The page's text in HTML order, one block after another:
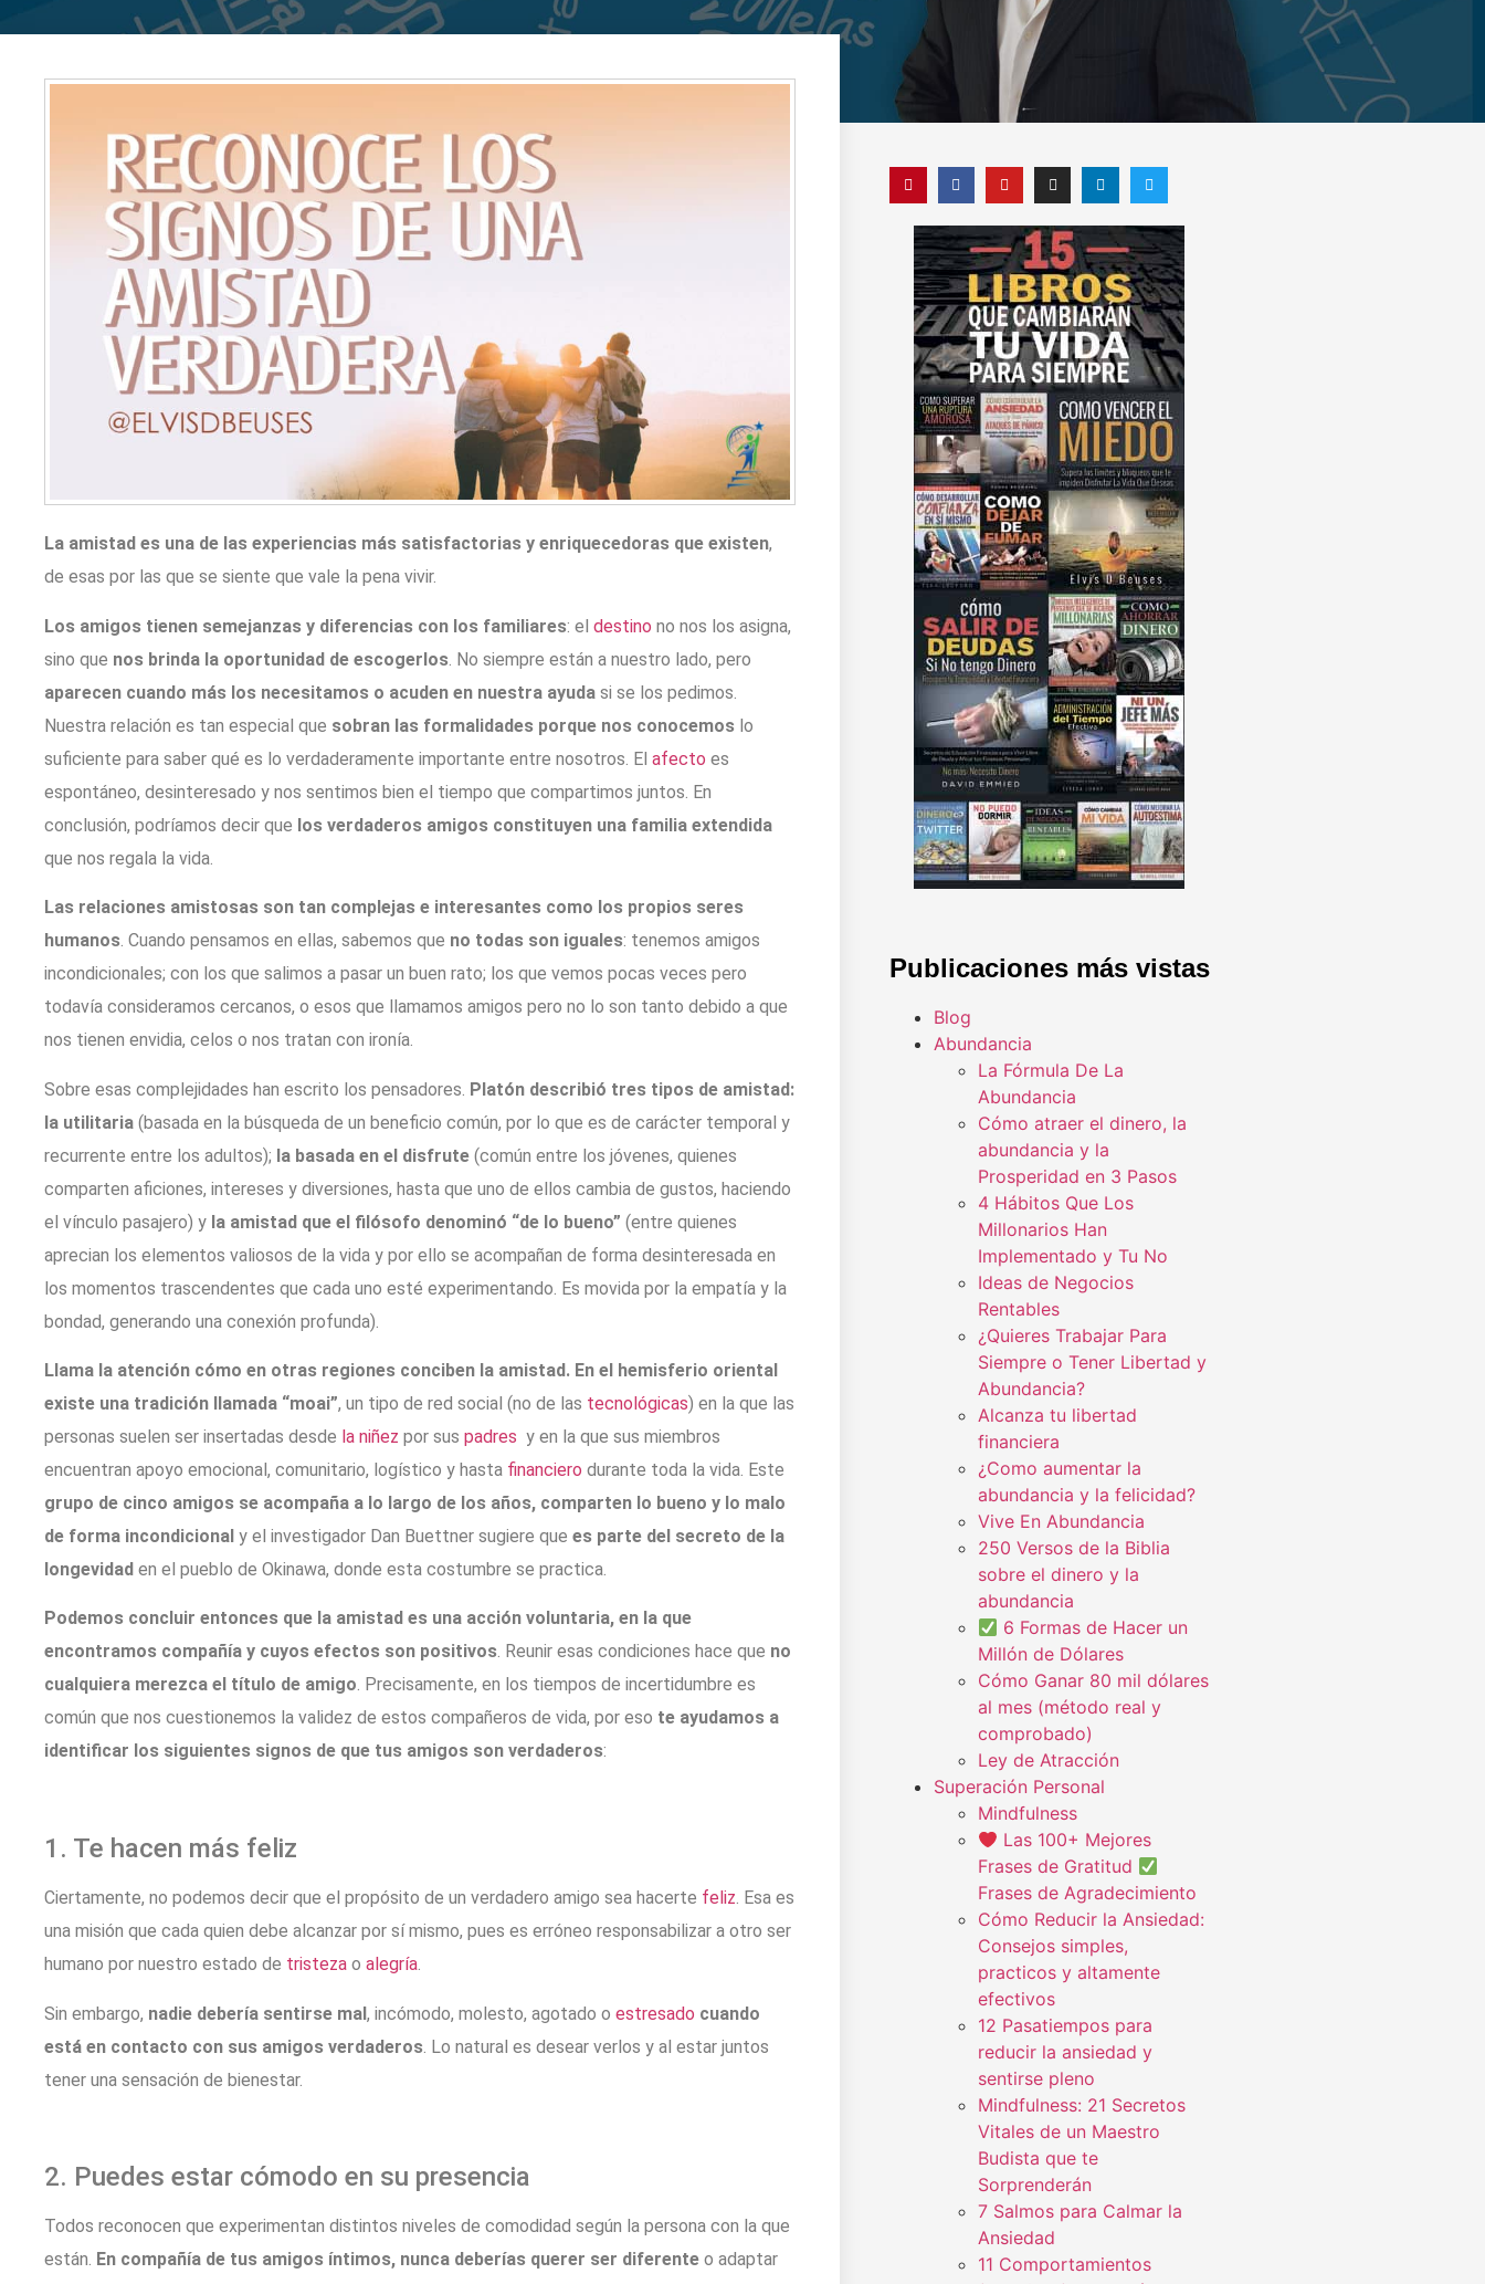
La amistad es una de las experiencias más satisfactorias y enriquecedoras que existen,
de esas por las que se siente que vale la pena vivir.
Los amigos tienen semejanzas y diferencias con los familiares: el destino no nos los asigna,
sino que nos brinda la oportunidad de escogerlos . No siempre están a nuestro lado, pero
aparecen cuando más los necesitamos o acuden en nuestra ayuda si se los pedimos.
Nuestra relación es tan especial que sobran las formalidades porque nos conocemos lo
suficiente para saber qué es lo verdaderamente importante entre nosotros. El afecto es
espontáneo, desinteresado y nos sentimos bien el tiempo que compartimos juntos. En
conclusión, podríamos decir que los verdaderos amigos constituyen una familia extendida
que nos regala la vida.
Las relaciones amistosas son tan complejas e interesantes como los propios seres
humanos. Cuando pensamos en ellas, sabemos que no todas son iguales: tenemos amigos
incondicionales; con los que salimos a pasar un buen rato; los que vemos pocas veces pero
todavía consideramos cercanos, o esos que llamamos amigos pero no lo son tanto debido a que
nos tienen envidia, celos o nos tratan con ironía.
Sobre esas complejidades han escrito los pensadores. Platón describió tres tipos de amistad:
la utilitaria (basada en la búsqueda de un beneficio común, por lo que es de carácter temporal y
recurrente entre los adultos); la basada en el disfrute (común entre los jóvenes, quienes
comparten aficiones, intereses y diversiones, hasta que uno de ellos cambia de gustos, haciendo
el vínculo pasajero) y la amistad que el filósofo denominó “de lo bueno” (entre quienes
aprecian los elementos valiosos de la vida y por ello se acompañan de forma desinteresada en
los momentos trascendentes que cada uno esté experimentando. Es movida por la empatía y la
bondad, generando una conexión profunda).
Llama la atención cómo en otras regiones conciben la amistad. En el hemisferio oriental
existe una tradición llamada “moai”, un tipo de red social (no de las tecnológicas) en la que las
personas suelen ser insertadas desde la niñez por sus padres y en la que sus miembros
encuentran apoyo emocional, comunitario, logístico y hasta financiero durante toda la vida. Este
grupo de cinco amigos se acompaña a lo largo de los años, comparten lo bueno y lo malo
de forma incondicional y el investigador Dan Buettner sugiere que es parte del secreto de la
longevidad en el pueblo de Okinawa, donde esta costumbre se practica.
Podemos concluir entonces que la amistad es una acción voluntaria, en la que
encontramos compañía y cuyos efectos son positivos. Reunir esas condiciones hace que no
cualquiera merezca el título de amigo. Precisamente, en los tiempos de incertidumbre es
común que nos cuestionemos la validez de estos compañeros de vida, por eso te ayudamos a
identificar los siguientes signos de que tus amigos son verdaderos:
1. Te hacen más feliz
Ciertamente, no podemos decir que el propósito de un verdadero amigo sea hacerte feliz. Esa es
una misión que cada quien debe alcanzar por sí mismo, pues es erróneo responsabilizar a otro ser
humano por nuestro estado de tristeza o alegría.
Sin embargo, nadie debería sentirse mal, incómodo, molesto, agotado o estresado cuando
está en contacto con sus amigos verdaderos . Lo natural es desear verlos y al estar juntos
tener una sensación de bienestar.
2. Puedes estar cómodo en su presencia
Todos reconocen que experimentan distintos niveles de comodidad según la persona con la que
están. En compañía de tus amigos íntimos, nunca deberías querer ser diferente o adaptar
Publicaciones más vistas
Blog
Abundancia
La Fórmula De La
Abundancia
Cómo atraer el dinero, la
abundancia y la
Prosperidad en 3 Pasos
4 Hábitos Que Los
Millonarios Han
Implementado y Tu No
Ideas de Negocios
Rentables
¿Quieres Trabajar Para
Siempre o Tener Libertad y
Abundancia?
Alcanza tu libertad
financiera
¿Como aumentar la
abundancia y la felicidad?
Vive En Abundancia
250 Versos de la Biblia
sobre el dinero y la
abundancia
6 Formas de Hacer un
Millón de Dólares
Cómo Ganar 80 mil dólares
al mes (método real y
comprobado)
Ley de Atracción
Superación Personal
Mindfulness
Las 100+ Mejores
Frases de Gratitud
Frases de Agradecimiento
Cómo Reducir la Ansiedad:
Consejos simples,
practicos y altamente
efectivos
12 Pasatiempos para
reducir la ansiedad y
sentirse pleno
Mindfulness: 21 Secretos
Vitales de un Maestro
Budista que te
Sorprenderán
7 Salmos para Calmar la
Ansiedad
11 Comportamientos